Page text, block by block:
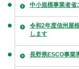
中小規模事業者省
令和2年度信州屋
します
長野県ESCO事業